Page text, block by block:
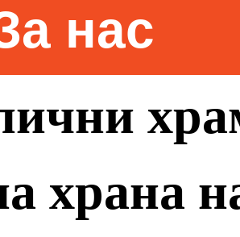
нас
храна